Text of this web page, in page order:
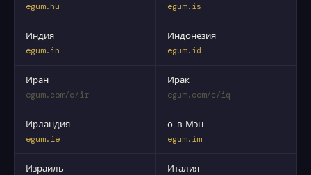
egum.hu egum.is
Индия
egum.in
Индонезия
egum.id
Иран
egum.com/c/ir
Ирак
egum.com/c/iq
Ирландия
egum.ie
о-в Мэн
egum.im
Израиль Италия